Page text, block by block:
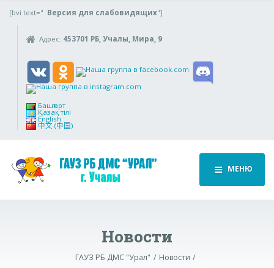
[bvi text=" Версия для слабовидящих"]
Адрес: 453701 РБ, Учалы, Мира, 9
Башҡорт
Қазақ тілі
English
中文 (中国)
МЕНЮ
Новости
ГАУЗ РБ ДМС "Урал" Новости